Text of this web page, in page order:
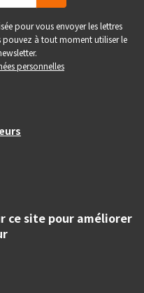
pour vous envoyer les lettres
à tout moment utiliser le
personnelles
organisatrice des
toulousaine.
Cube
ce site pour améliorer